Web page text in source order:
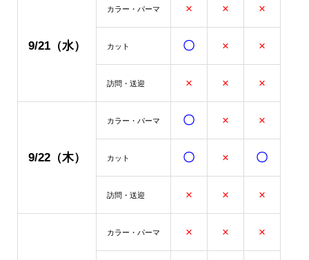
9/21（水）
カラー・パーマ × × ×
カット 〇 × ×
訪問・送迎 × × ×
9/22（木）
カラー・パーマ 〇 × ×
カット 〇 × 〇
訪問・送迎 × × ×
カラー・パーマ × × ×